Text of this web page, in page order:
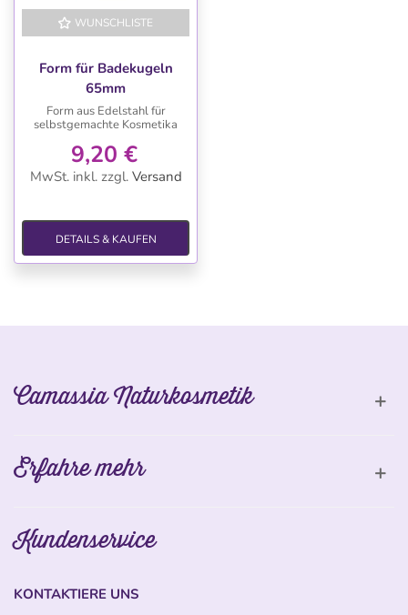
WUNSCHLISTE
Form für Badekugeln
65mm
Form aus Edelstahl für
selbstgemachte Kosmetika
9,20 €
MwSt. inkl. zzgl. Versand
DETAILS & KAUFEN
Camassia Naturkosmetik
Erfahre mehr
Kundenservice
KONTAKTIERE UNS